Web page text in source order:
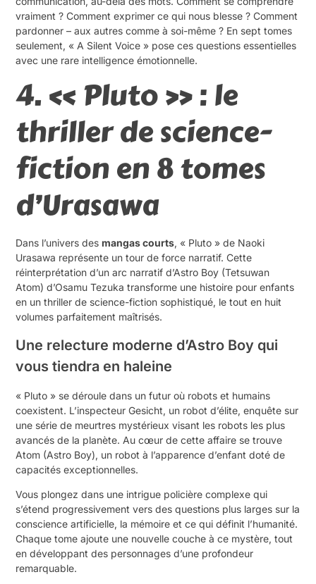
vraiment ? Comment exprimer ce qui nous blesse ? Comment
pardonner – aux autres comme à soi-même ? En sept tomes
seulement, « A Silent Voice » pose ces questions essentielles
avec une rare intelligence émotionnelle.
4. « Pluto » : le
thriller de science-
fiction en 8 tomes
d’Urasawa
Dans l’univers desmangas courts, « Pluto » de Naoki
Urasawa représente un tour de force narratif. Cette
réinterprétation d’un arc narratif d’Astro Boy (Tetsuwan
Atom) d’Osamu Tezuka transforme une histoire pour enfants
en un thriller de science-fiction sophistiqué, le tout en huit
volumes parfaitement maîtrisés.
Une relecture moderne d’Astro Boy qui
vous tiendra en haleine
« Pluto » se déroule dans un futur où robots et humains
coexistent. L’inspecteur Gesicht, un robot d’élite, enquête sur
une série de meurtres mystérieux visant les robots les plus
avancés de la planète. Au cœur de cette affaire se trouve
Atom (Astro Boy), un robot à l’apparence d’enfant doté de
capacités exceptionnelles.
Vous plongez dans une intrigue policière complexe qui
s’étend progressivement vers des questions plus larges sur la
conscience artificielle, la mémoire et ce qui définit l’humanité.
Chaque tome ajoute une nouvelle couche à ce mystère, tout
en développant des personnages d’une profondeur
remarquable.